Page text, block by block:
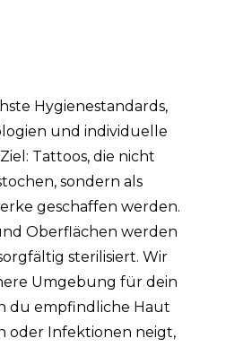
Hygienestandards,
und individuelle
Tattoos, die nicht
sondern als
geschaffen werden.
Oberflächen werden
sterilisiert. Wir
Umgebung für dein
du empfindliche Haut
oder Infektionen neigt,